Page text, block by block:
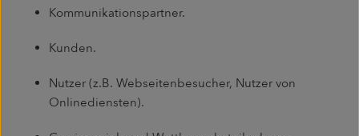
Kommunikationspartner.
Kunden.
Nutzer (z.B. Webseitenbesucher, Nutzer von
Onlinediensten).